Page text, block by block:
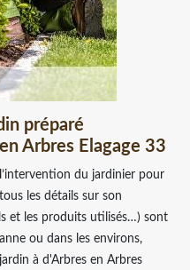
préparé
Arbres Elagage 33
du jardinier pour
les détails sur son
et les produits utilisés…) sont
ou dans les environs,
à d'Arbres en Arbres